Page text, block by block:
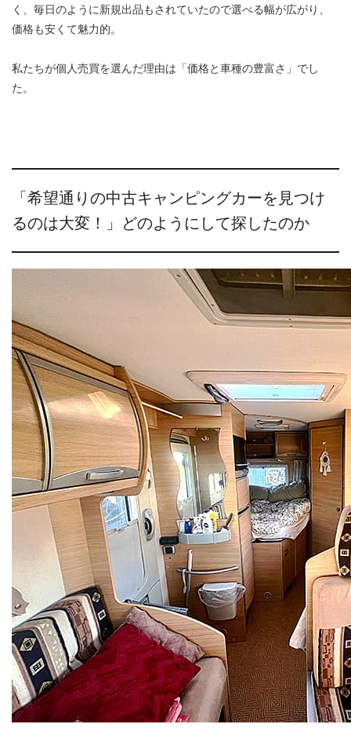
く、毎日のように新規出品もされていたので選べる幅が広がり、
価格も安くて魅力的。
私たちが個人売買を選んだ理由は「価格と車種の豊富さ」でし
た。
「希望通りの中古キャンピングカーを見つけ
るのは大変！」どのようにして探したのか